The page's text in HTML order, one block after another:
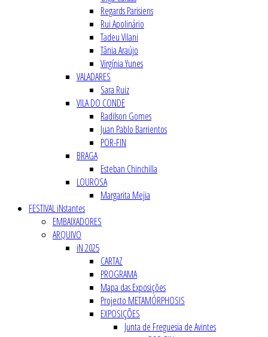
Regards Parisiens
Rui Apolinário
Tadeu Vilani
Tânia Araújo
Virgínia Yunes
VALADARES
Sara Ruiz
VILA DO CONDE
Radilson Gomes
Juan Pablo Barrientos
POR-FIN
BRAGA
Esteban Chinchilla
LOUROSA
Margarita Mejia
FESTIVAL iNstantes
EMBAIXADORES
ARQUIVO
iN 2025
CARTAZ
PROGRAMA
Mapa das Exposições
Projecto METAMÓRPHOSIS
EXPOSIÇÕES
Junta de Freguesia de Avintes